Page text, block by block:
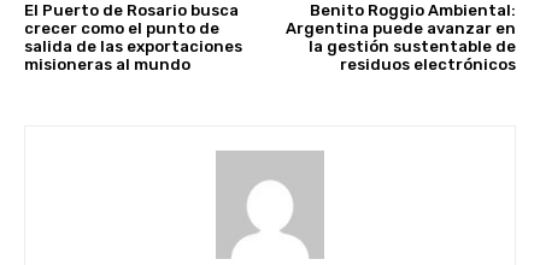
El Puerto de Rosario busca
crecer como el punto de
salida de las exportaciones
misioneras al mundo
Benito Roggio Ambiental:
Argentina puede avanzar en
la gestión sustentable de
residuos electrónicos